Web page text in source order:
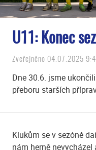
U11: Konec
Zveřejněno 04.07.2025
Dne 30.6. jsme
přeboru starších
Klukům se v sezóně
nám herně